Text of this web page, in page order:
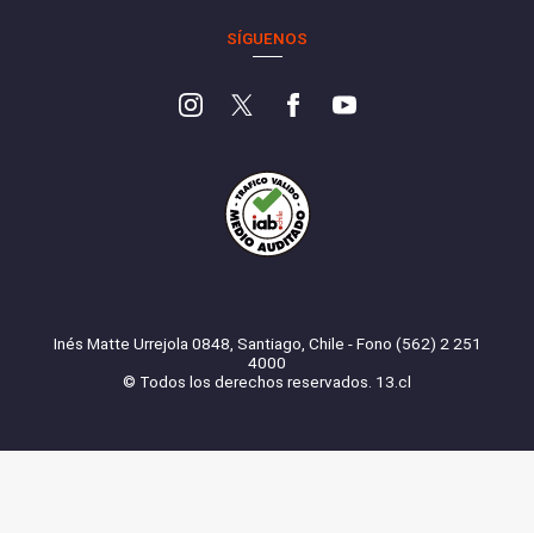
SÍGUENOS
Inés Matte Urrejola 0848, Santiago, Chile - Fono (562) 2 251
4000
© Todos los derechos reservados. 13.cl